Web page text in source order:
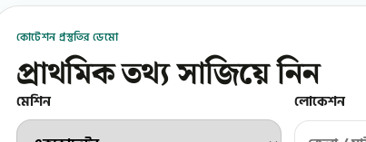
কোটেশন প্রস্তুতির ডেমো
প্রাথমিক তথ্য সাজিয়ে নিন
মেশিন লোকেশন